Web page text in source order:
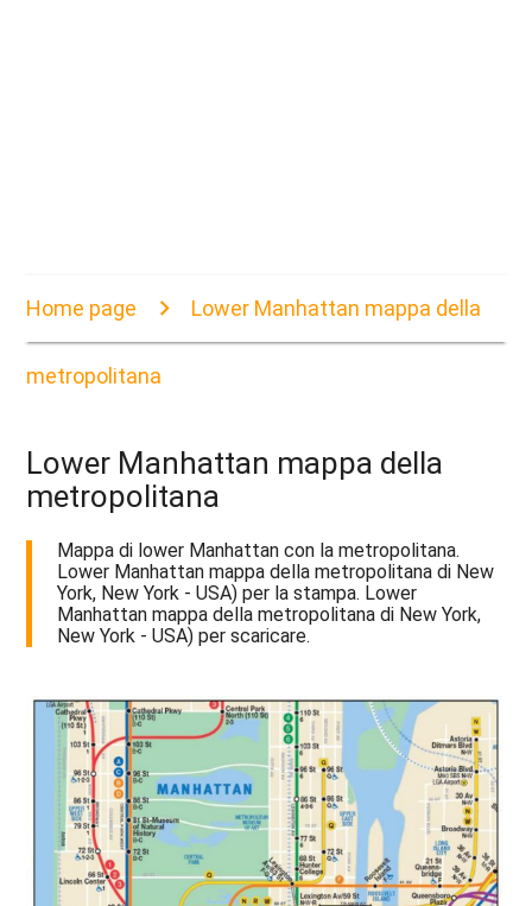
Home page Lower Manhattan mappa della
metropolitana
Lower Manhattan mappa della
metropolitana
Mappa di lower Manhattan con la metropolitana.
Lower Manhattan mappa della metropolitana di New
York, New York - USA) per la stampa. Lower
Manhattan mappa della metropolitana di New York,
New York - USA) per scaricare.